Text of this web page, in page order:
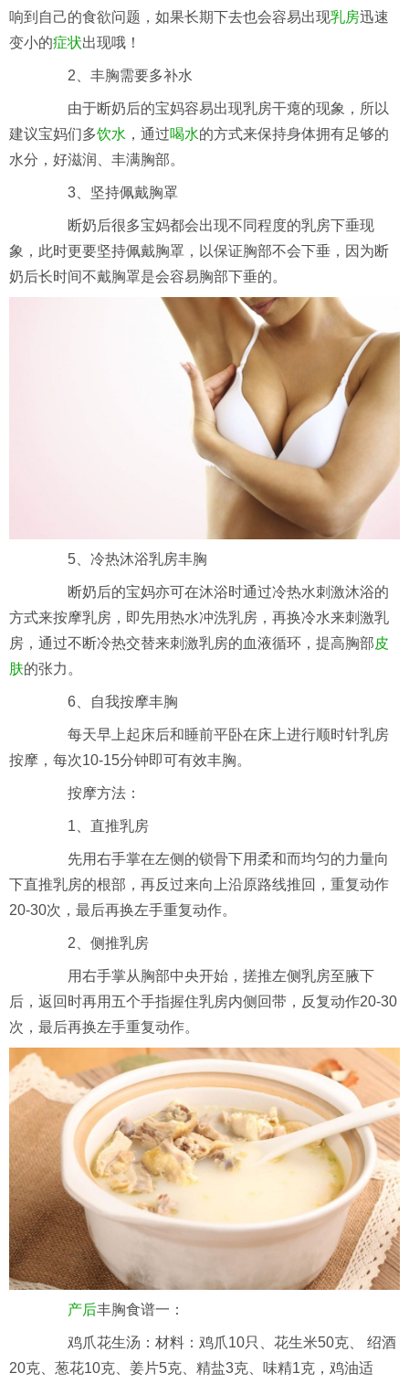
响到自己的食欲问题，如果长期下去也会容易出现乳房迅速
变小的症状出现哦！
2、丰胸需要多补水
由于断奶后的宝妈容易出现乳房干瘪的现象，所以
建议宝妈们多饮水 ，通过喝水的方式来保持身体拥有足够的
水分，好滋润、丰满胸部。
3、坚持佩戴胸罩
断奶后很多宝妈都会出现不同程度的乳房下垂现
象，此时更要坚持佩戴胸罩，以保证胸部不会下垂，因为断
奶后长时间不戴胸罩是会容易胸部下垂的。
5、冷热沐浴乳房丰胸
断奶后的宝妈亦可在沐浴时通过冷热水刺激沐浴的
方式来按摩乳房，即先用热水冲洗乳房，再换冷水来刺激乳
房，通过不断冷热交替来刺激乳房的血液循环，提高胸部皮
肤的张力。
6、自我按摩丰胸
每天早上起床后和睡前平卧在床上进行顺时针乳房
按摩，每次10-15分钟即可有效丰胸。
按摩方法：
1、直推乳房
先用右手掌在左侧的锁骨下用柔和而均匀的力量向
下直推乳房的根部，再反过来向上沿原路线推回，重复动作
20-30次，最后再换左手重复动作。
2、侧推乳房
用右手掌从胸部中央开始，搓推左侧乳房至腋下
后，返回时再用五个手指握住乳房内侧回带，反复动作20-30
次，最后再换左手重复动作。
产后丰胸食谱一：
鸡爪花生汤： 材料：鸡爪10只、花生米50克、 绍酒
20克、葱花10克、姜片5克、精盐3克、味精1克，鸡油适